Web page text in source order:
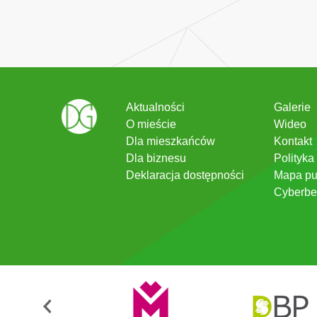
Aktualności
O mieście
Dla mieszkańców
Dla biznesu
Deklaracja dostępności
Galerie
Wideo
Kontakt
Mapa